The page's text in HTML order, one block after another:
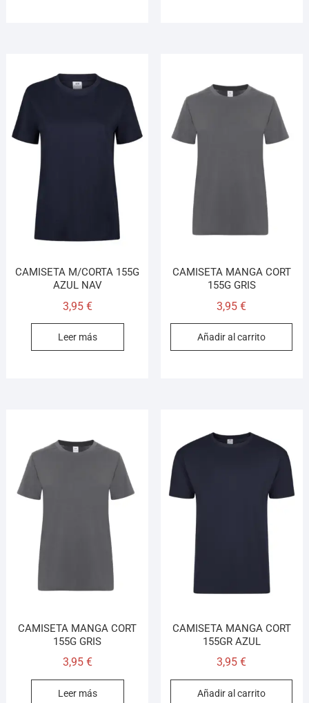
CAMISETA M/CORTA 155G
AZUL NAV
3,95 €
Leer más
CAMISETA MANGA CORT
155G GRIS
3,95€
Añadir al carrito
CAMISETA MANGA CORT
155G GRIS
3,95 €
Leer más
CAMISETA MANGA CORT
155GR AZUL
3,95€
Añadir al carrito